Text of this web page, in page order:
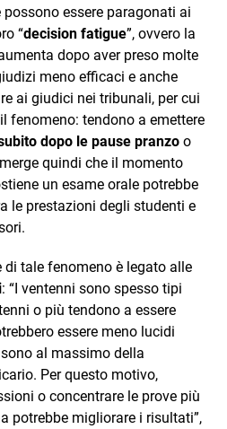
essere paragonati ai
“decision fatigue”, ovvero la
dopo aver preso molte
meno efficaci e anche
ai giudici nei tribunali, per cui
fenomeno: tendono a emettere
dopo le pause pranzo o
quindi che il momento
un esame orale potrebbe
le prestazioni degli studenti e
tale fenomeno è legato alle
: “I ventenni sono spesso tipi
o più tendono a essere
essere meno lucidi
al massimo della
Per questo motivo,
o concentrare le prove più
potrebbe migliorare i risultati”,